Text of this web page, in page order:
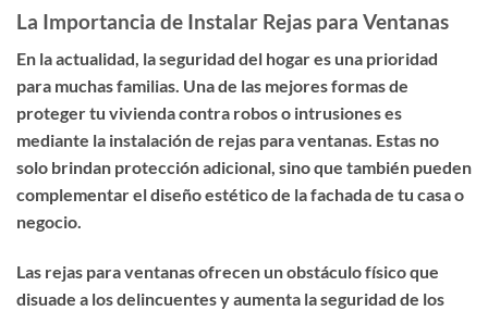
La Importancia de Instalar Rejas para Ventanas
En la actualidad, la seguridad del hogar es una prioridad
para muchas familias. Una de las mejores formas de
proteger tu vivienda contra robos o intrusiones es
mediante la instalación de rejas para ventanas. Estas no
solo brindan protección adicional, sino que también pueden
complementar el diseño estético de la fachada de tu casa o
negocio.
Las rejas para ventanas ofrecen un obstáculo físico que
disuade a los delincuentes y aumenta la seguridad de los